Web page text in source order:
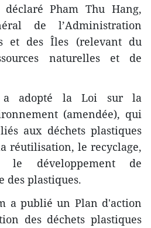
Pham Thu Hang,
de l’Administration
et des Îles (relevant du
naturelles et de
a adopté la Loi sur la
(amendée), qui
aux déchets plastiques
réutilisation, le recyclage,
développement de
des plastiques.
a publié un Plan d'action
des déchets plastiques